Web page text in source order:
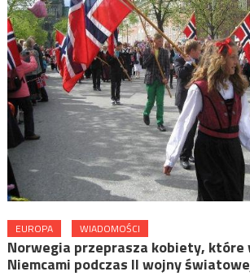
EUROPA WIADOMOŚCI
Norwegia przeprasza kobiety, które
Niemcami podczas II wojny